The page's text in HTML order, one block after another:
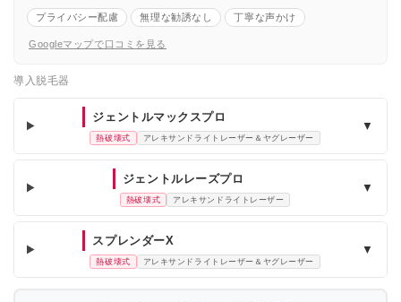
プライバシー配慮 無理な勧誘なし 丁寧な声かけ
Googleマップで口コミを見る
導入脱毛器
ジェントルマックスプロ
熱破壊式 アレキサンドライトレーザー＆ヤグレーザー
▼
ジェントルレーズプロ
熱破壊式 アレキサンドライトレーザー
▼
スプレンダーX
熱破壊式 アレキサンドライトレーザー＆ヤグレーザー
▼